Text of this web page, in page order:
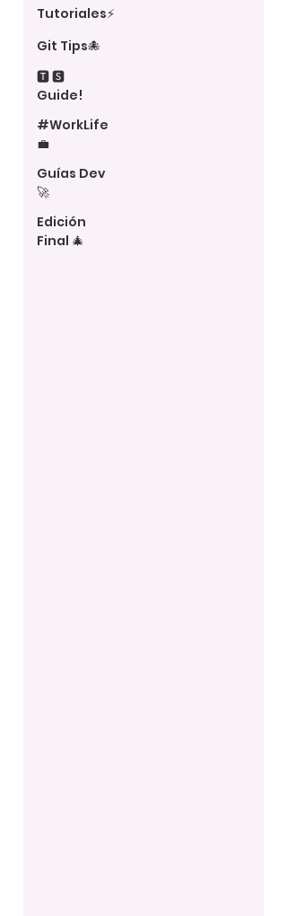
Tutoriales⚡
Git Tips🐙
🆃 🆂
Guide!
#WorkLife
💼
Guías Dev
🚀
Edición
Final 🎄